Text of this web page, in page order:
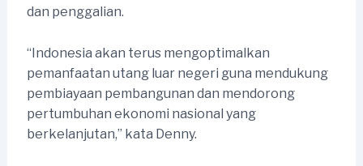
dan penggalian.
“Indonesia akan terus mengoptimalkan
pemanfaatan utang luar negeri guna mendukung
pembiayaan pembangunan dan mendorong
pertumbuhan ekonomi nasional yang
berkelanjutan,” kata Denny.